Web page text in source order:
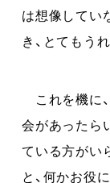
は想像してい
き、とてもう
これを機に
会があったら
ている方がい
と、何かお役